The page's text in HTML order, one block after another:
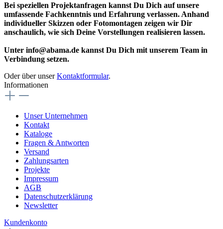
Bei speziellen Projektanfragen kannst Du Dich auf unsere
umfassende Fachkenntnis und Erfahrung verlassen. Anhand
individueller Skizzen oder Fotomontagen zeigen wir Dir
anschaulich, wie sich Deine Vorstellungen realisieren lassen.
Unter info@abama.de kannst Du Dich mit unserem Team in
Verbindung setzen.
Oder über unserKontaktformular.
Informationen
Unser Unternehmen
Kontakt
Kataloge
Fragen & Antworten
Versand
Zahlungsarten
Projekte
Impressum
AGB
Datenschutzerklärung
Newsletter
Kundenkonto